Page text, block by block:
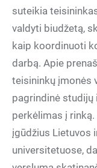
suteikia
valdyti biudžetą,
kaip koordinuoti
darbą. Apie
teisininkų įmonės
pagrindinė studijų
perkėlimas į
įgūdžius Lietuvos
universitetuose,